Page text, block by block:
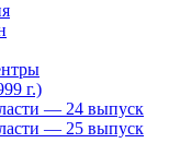
г.)
— 24 выпуск
— 25 выпуск